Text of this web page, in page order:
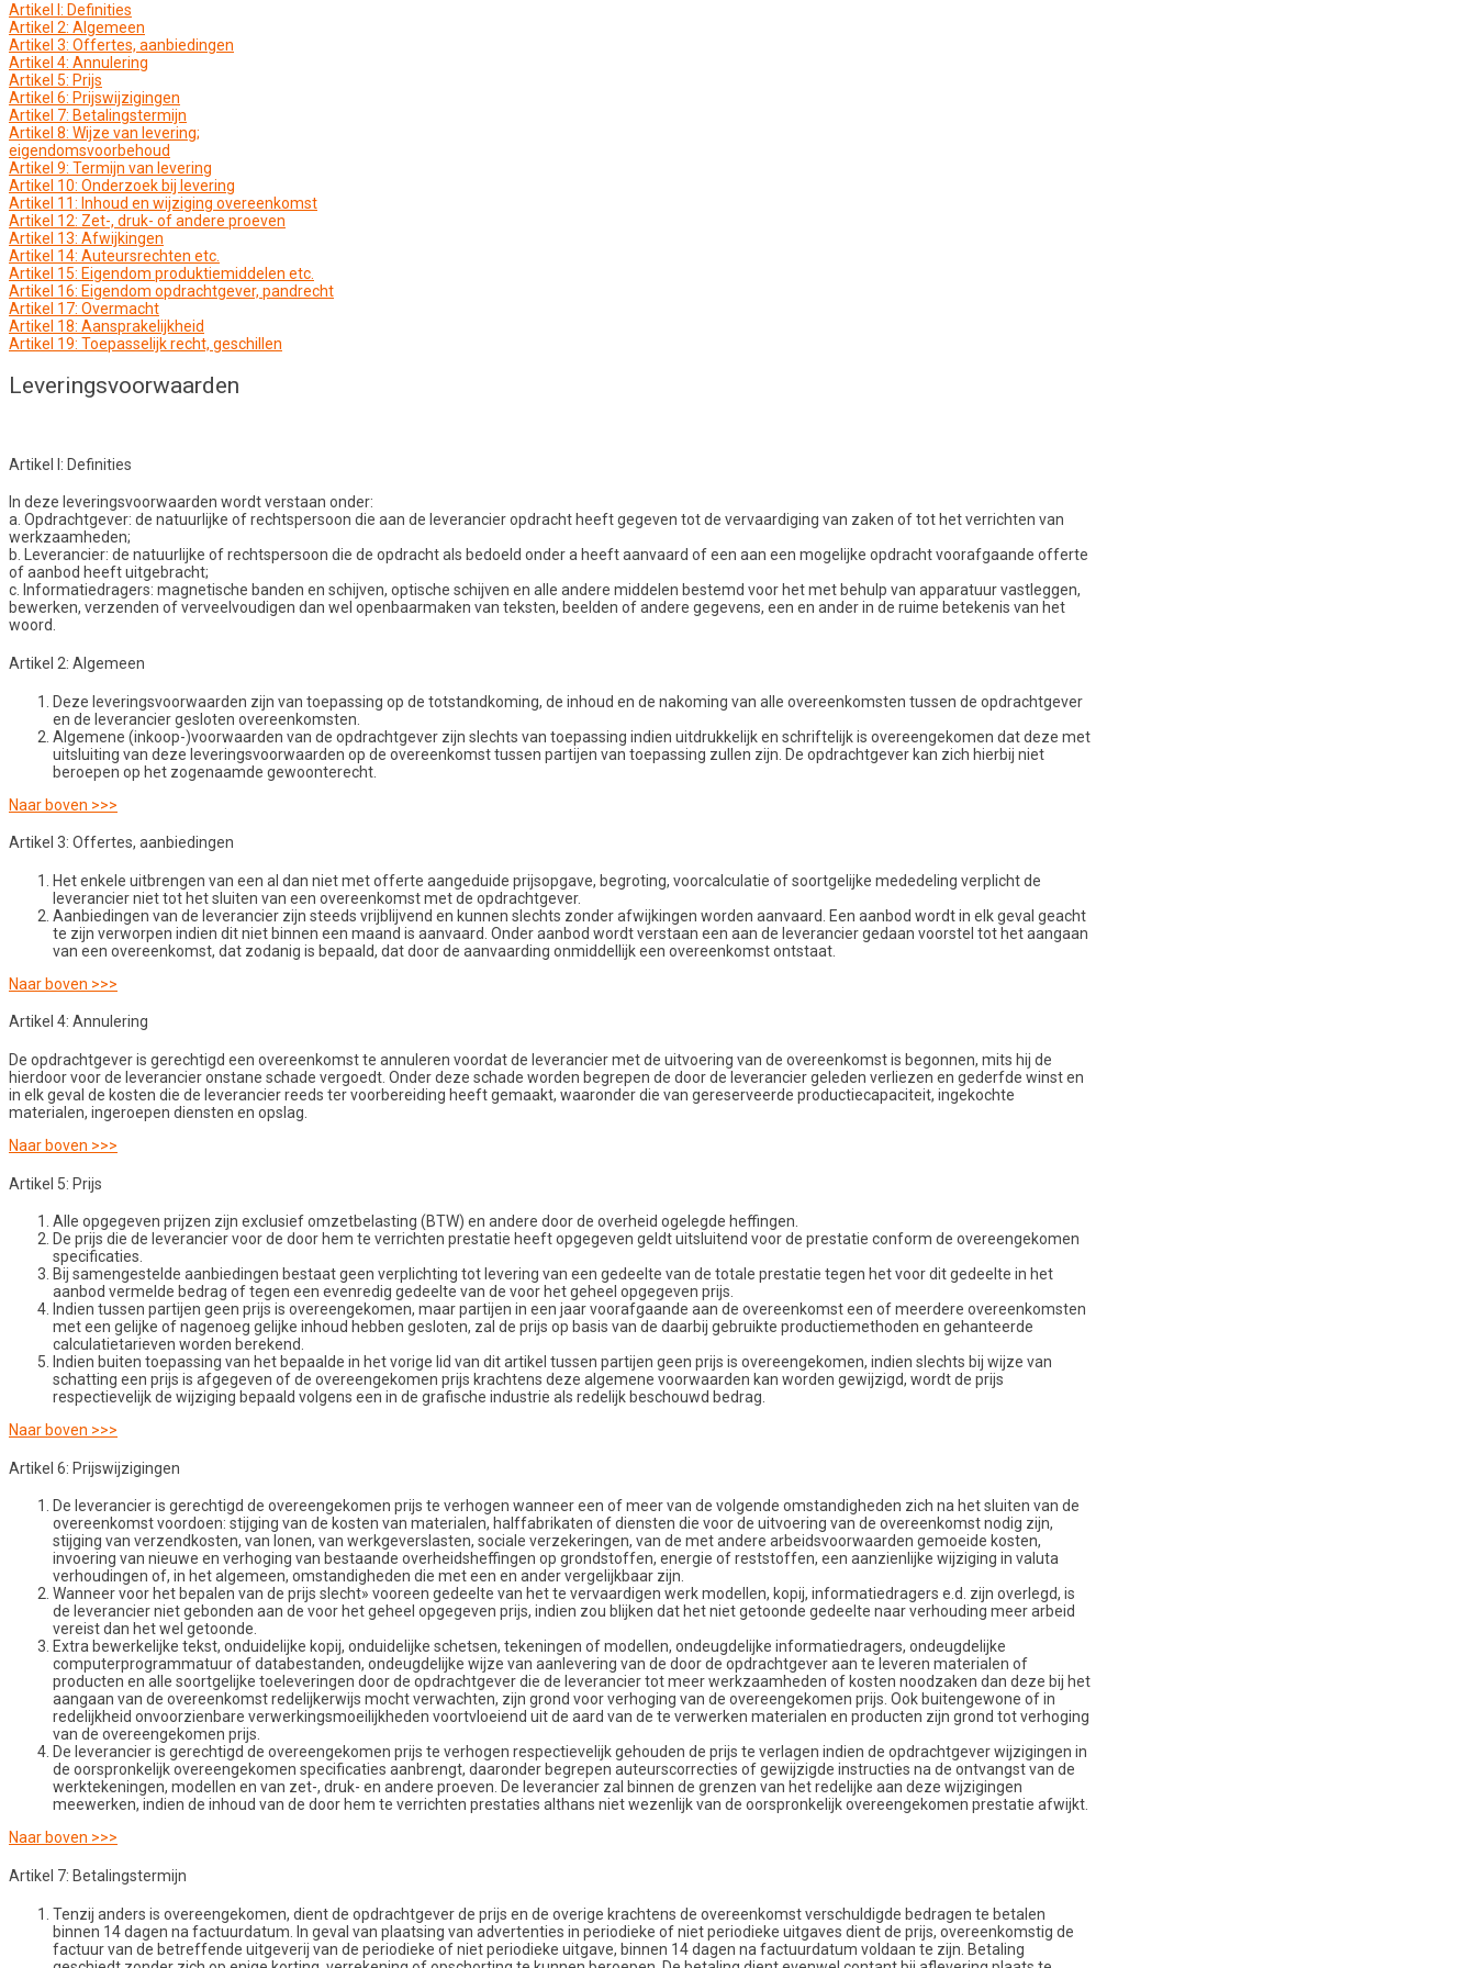
Artikel l: Definities
Artikel 2: Algemeen
Artikel 3: Offertes, aanbiedingen
Artikel 4: Annulering
Artikel 5: Prijs
Artikel 6: Prijswijzigingen
Artikel 7: Betalingstermijn
Artikel 8: Wijze van levering;
eigendomsvoorbehoud
Artikel 9: Termijn van levering
Artikel 10: Onderzoek bij levering
Artikel 11: Inhoud en wijziging overeenkomst
Artikel 12: Zet-, druk- of andere proeven
Artikel 13: Afwijkingen
Artikel 14: Auteursrechten etc.
Artikel 15: Eigendom produktiemiddelen etc.
Artikel 16: Eigendom opdrachtgever, pandrecht
Artikel 17: Overmacht
Artikel 18: Aansprakelijkheid
Artikel 19: Toepasselijk recht, geschillen
Leveringsvoorwaarden
Artikel l: Definities
In deze leveringsvoorwaarden wordt verstaan onder:
a. Opdrachtgever: de natuurlijke of rechtspersoon die aan de leverancier opdracht heeft gegeven tot de vervaardiging van zaken of tot het verrichten van
werkzaamheden;
b. Leverancier: de natuurlijke of rechtspersoon die de opdracht als bedoeld onder a heeft aanvaard of een aan een mogelijke opdracht voorafgaande offerte
of aanbod heeft uitgebracht;
c. Informatiedragers: magnetische banden en schijven, optische schijven en alle andere middelen bestemd voor het met behulp van apparatuur vastleggen,
bewerken, verzenden of verveelvoudigen dan wel openbaarmaken van teksten, beelden of andere gegevens, een en ander in de ruime betekenis van het
woord.
Artikel 2: Algemeen
Deze leveringsvoorwaarden zijn van toepassing op de totstandkoming, de inhoud en de nakoming van alle overeenkomsten tussen de opdrachtgever
en de leverancier gesloten overeenkomsten.
Algemene (inkoop-)voorwaarden van de opdrachtgever zijn slechts van toepassing indien uitdrukkelijk en schriftelijk is overeengekomen dat deze met
uitsluiting van deze leveringsvoorwaarden op de overeenkomst tussen partijen van toepassing zullen zijn. De opdrachtgever kan zich hierbij niet
beroepen op het zogenaamde gewoonterecht.
Naar boven >>>
Artikel 3: Offertes, aanbiedingen
Het enkele uitbrengen van een al dan niet met offerte aangeduide prijsopgave, begroting, voorcalculatie of soortgelijke mededeling verplicht de
leverancier niet tot het sluiten van een overeenkomst met de opdrachtgever.
Aanbiedingen van de leverancier zijn steeds vrijblijvend en kunnen slechts zonder afwijkingen worden aanvaard. Een aanbod wordt in elk geval geacht
te zijn verworpen indien dit niet binnen een maand is aanvaard. Onder aanbod wordt verstaan een aan de leverancier gedaan voorstel tot het aangaan
van een overeenkomst, dat zodanig is bepaald, dat door de aanvaarding onmiddellijk een overeenkomst ontstaat.
Naar boven >>>
Artikel 4: Annulering
De opdrachtgever is gerechtigd een overeenkomst te annuleren voordat de leverancier met de uitvoering van de overeenkomst is begonnen, mits hij de
hierdoor voor de leverancier onstane schade vergoedt. Onder deze schade worden begrepen de door de leverancier geleden verliezen en gederfde winst en
in elk geval de kosten die de leverancier reeds ter voorbereiding heeft gemaakt, waaronder die van gereserveerde productiecapaciteit, ingekochte
materialen, ingeroepen diensten en opslag.
Naar boven >>>
Artikel 5: Prijs
Alle opgegeven prijzen zijn exclusief omzetbelasting (BTW) en andere door de overheid ogelegde heffingen.
De prijs die de leverancier voor de door hem te verrichten prestatie heeft opgegeven geldt uitsluitend voor de prestatie conform de overeengekomen
specificaties.
Bij samengestelde aanbiedingen bestaat geen verplichting tot levering van een gedeelte van de totale prestatie tegen het voor dit gedeelte in het
aanbod vermelde bedrag of tegen een evenredig gedeelte van de voor het geheel opgegeven prijs.
Indien tussen partijen geen prijs is overeengekomen, maar partijen in een jaar voorafgaande aan de overeenkomst een of meerdere overeenkomsten
met een gelijke of nagenoeg gelijke inhoud hebben gesloten, zal de prijs op basis van de daarbij gebruikte productiemethoden en gehanteerde
calculatietarieven worden berekend.
Indien buiten toepassing van het bepaalde in het vorige lid van dit artikel tussen partijen geen prijs is overeengekomen, indien slechts bij wijze van
schatting een prijs is afgegeven of de overeengekomen prijs krachtens deze algemene voorwaarden kan worden gewijzigd, wordt de prijs
respectievelijk de wijziging bepaald volgens een in de grafische industrie als redelijk beschouwd bedrag.
Naar boven >>>
Artikel 6: Prijswijzigingen
De leverancier is gerechtigd de overeengekomen prijs te verhogen wanneer een of meer van de volgende omstandigheden zich na het sluiten van de
overeenkomst voordoen: stijging van de kosten van materialen, halffabrikaten of diensten die voor de uitvoering van de overeenkomst nodig zijn,
stijging van verzendkosten, van lonen, van werkgeverslasten, sociale verzekeringen, van de met andere arbeidsvoorwaarden gemoeide kosten,
invoering van nieuwe en verhoging van bestaande overheidsheffingen op grondstoffen, energie of reststoffen, een aanzienlijke wijziging in valuta
verhoudingen of, in het algemeen, omstandigheden die met een en ander vergelijkbaar zijn.
Wanneer voor het bepalen van de prijs slecht» vooreen gedeelte van het te vervaardigen werk modellen, kopij, informatiedragers e.d. zijn overlegd, is
de leverancier niet gebonden aan de voor het geheel opgegeven prijs, indien zou blijken dat het niet getoonde gedeelte naar verhouding meer arbeid
vereist dan het wel getoonde.
Extra bewerkelijke tekst, onduidelijke kopij, onduidelijke schetsen, tekeningen of modellen, ondeugdelijke informatiedragers, ondeugdelijke
computerprogrammatuur of databestanden, ondeugdelijke wijze van aanlevering van de door de opdrachtgever aan te leveren materialen of
producten en alle soortgelijke toeleveringen door de opdrachtgever die de leverancier tot meer werkzaamheden of kosten noodzaken dan deze bij het
aangaan van de overeenkomst redelijkerwijs mocht verwachten, zijn grond voor verhoging van de overeengekomen prijs. Ook buitengewone of in
redelijkheid onvoorzienbare verwerkingsmoeilijkheden voortvloeiend uit de aard van de te verwerken materialen en producten zijn grond tot verhoging
van de overeengekomen prijs.
De leverancier is gerechtigd de overeengekomen prijs te verhogen respectievelijk gehouden de prijs te verlagen indien de opdrachtgever wijzigingen in
de oorspronkelijk overeengekomen specificaties aanbrengt, daaronder begrepen auteurscorrecties of gewijzigde instructies na de ontvangst van de
werktekeningen, modellen en van zet-, druk- en andere proeven. De leverancier zal binnen de grenzen van het redelijke aan deze wijzigingen
meewerken, indien de inhoud van de door hem te verrichten prestaties althans niet wezenlijk van de oorspronkelijk overeengekomen prestatie afwijkt.
Naar boven >>>
Artikel 7: Betalingstermijn
Tenzij anders is overeengekomen, dient de opdrachtgever de prijs en de overige krachtens de overeenkomst verschuldigde bedragen te betalen
binnen 14 dagen na factuurdatum. In geval van plaatsing van advertenties in periodieke of niet periodieke uitgaves dient de prijs, overeenkomstig de
factuur van de betreffende uitgeverij van de periodieke of niet periodieke uitgave, binnen 14 dagen na factuurdatum voldaan te zijn. Betaling